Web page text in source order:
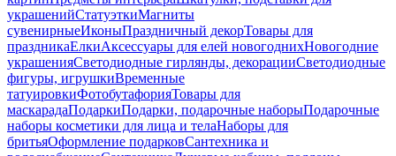
украшенийСтатуэткиМагниты
сувенирныеИконыПраздничный декорТовары для
праздникаЕлкиАксессуары для елей новогоднихНовогодние
украшенияСветодиодные гирлянды, декорацииСветодиодные
фигуры, игрушкиВременные
татуировкиФотобутафорияТовары для
маскарадаПодаркиПодарки, подарочные наборыПодарочные
наборы косметики для лица и телаНаборы для
бритьяОформление подарковСантехника и